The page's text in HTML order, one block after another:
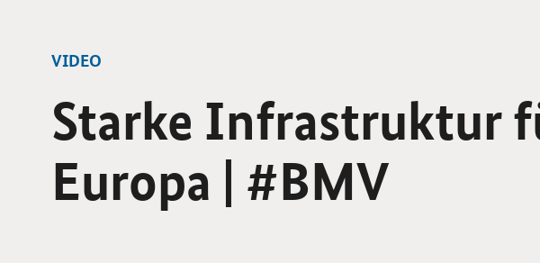
VIDEO
Starke Infrastruktur
Europa | #BMV